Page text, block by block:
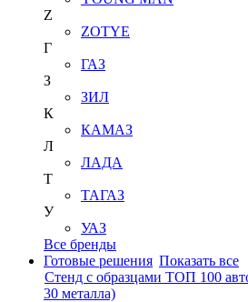
Z
ZOTYE
Г
ГАЗ
З
ЗИЛ
К
КАМАЗ
Л
ЛАДА
Т
ТАГАЗ
У
УАЗ
Все бренды
Готовые решения Показать все
Стенд с образцами ТОП 100
30 металла)